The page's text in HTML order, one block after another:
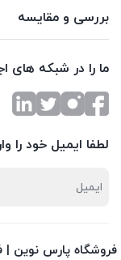
بررسی و مقایسه
ما را در شبکه های
لطفا ایمیل خود را
فروشگاه پارس نوین |